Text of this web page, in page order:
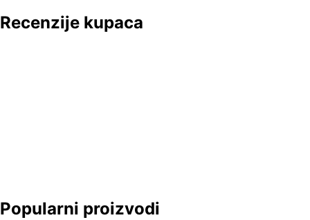
Recenzije kupaca
Popularni proizvodi